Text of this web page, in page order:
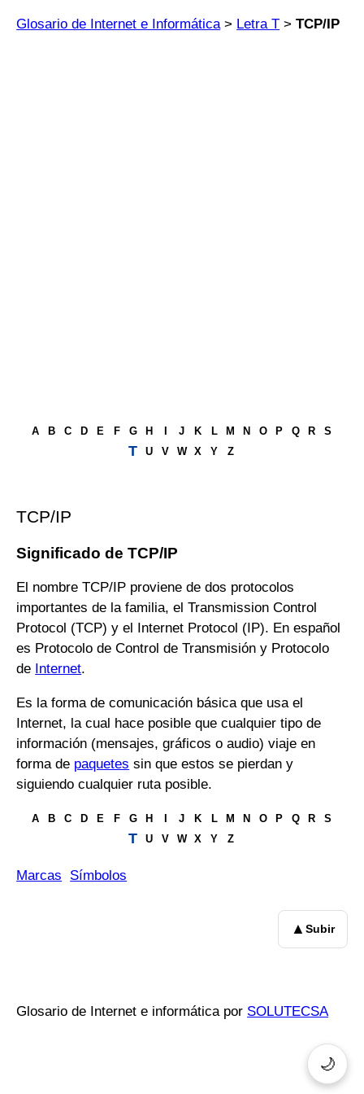
🌙
Glosario de Internet e Informática> Letra T >TCP/IP
A B C D E F G H J K L M N O P Q R S
T U V W X Y Z
TCP/IP
Significado de TCP/IP
El nombre TCP/IP proviene de dos protocolos
importantes de la familia, el Transmission Control
Protocol (TCP) y el Internet Protocol (IP). En español
es Protocolo de Control de Transmisión y Protocolo
de Internet.
Es la forma de comunicación básica que usa el
Internet, la cual hace posible que cualquier tipo de
información (mensajes, gráficos o audio) viaje en
forma de paquetes sin que estos se pierdan y
siguiendo cualquier ruta posible.
A B C D E F G H J K L M N O P Q R S
T U V W X Y Z
Marcas Símbolos
▲ Subir
Glosario de Internet e informática por SOLUTECSA